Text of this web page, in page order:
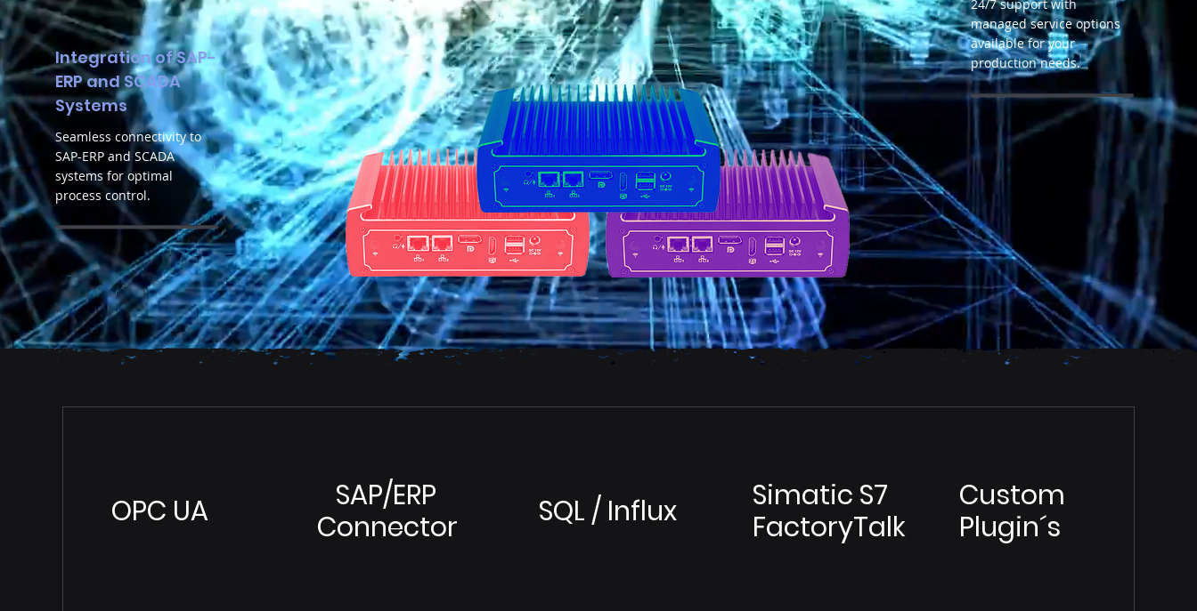
dich von der Konkurrenz unterscheidet. Hebe
hervor, was dein Unternehmen besonders
macht und wer du bist.
Mehr erfahren
Integration of SAP-
ERP and SCADA
Systems
Seamless connectivity to
SAP-ERP and SCADA
systems for optimal
process control.
24/7 support with
managed service options
available for your
production needs.
OPC UA
SAP/ERP
Connector
SQL / Influx
Simatic S7
FactoryTalk
Custom
Plugin´s